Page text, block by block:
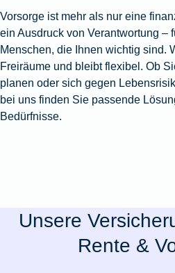
Vorsorge ist mehr als nur eine
ein Ausdruck von Verantwortung –
Menschen, die Ihnen wichtig sind.
Freiräume und bleibt flexibel. Ob
planen oder sich gegen
bei uns finden Sie passende
Bedürfnisse.
Unsere
Rente &